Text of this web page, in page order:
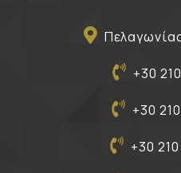
+30
+30
+30